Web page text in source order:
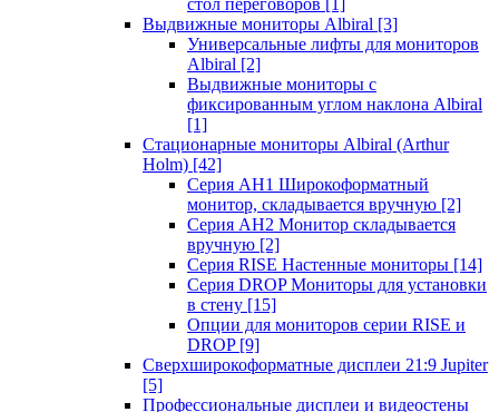
стол переговоров [1]
Выдвижные мониторы Albiral [3]
Универсальные лифты для мониторов
Albiral [2]
Выдвижные мониторы с
фиксированным углом наклона Albiral
[1]
Стационарные мониторы Albiral (Arthur
Holm) [42]
Серия AH1 Широкоформатный
монитор, складывается вручную [2]
Серия AH2 Монитор складывается
вручную [2]
Серия RISE Настенные мониторы [14]
Серия DROP Мониторы для установки
в стену [15]
Опции для мониторов серии RISE и
DROP [9]
Сверхширокоформатные дисплеи 21:9 Jupiter
[5]
Профессиональные дисплеи и видеостены